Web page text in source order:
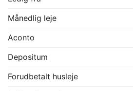
Månedlig leje
Aconto
Depositum
Forudbetalt husleje